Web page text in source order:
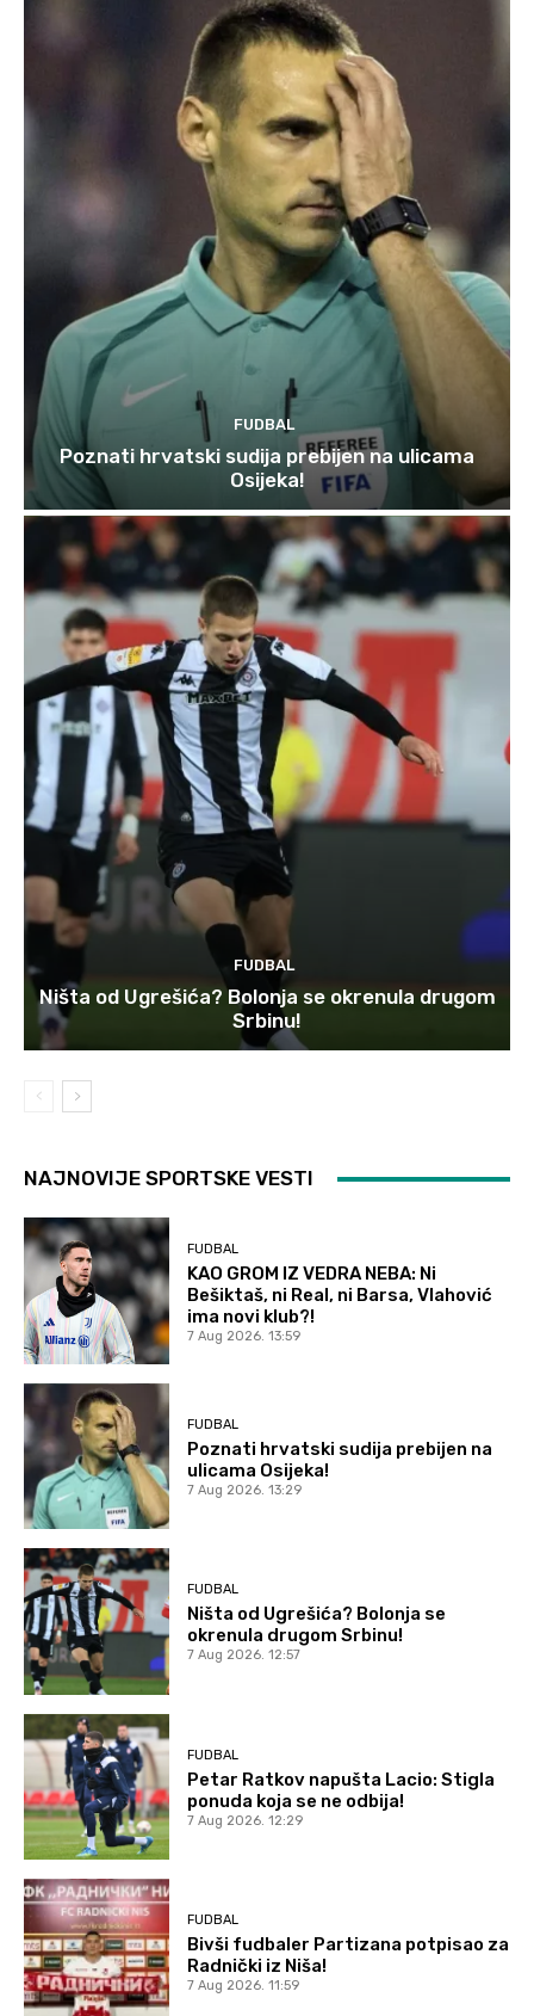
FUDBAL
Poznati hrvatski sudija prebijen na ulicama
Osijeka!
FUDBAL
Ništa od Ugrešića? Bolonja se okrenula drugom
Srbinu!
NAJNOVIJE SPORTSKE VESTI
FUDBAL
KAO GROM IZ VEDRA NEBA: Ni
Bešiktaš, ni Real, ni Barsa, Vlahović
ima novi klub?!
7 Aug 2026. 13:59
FUDBAL
Poznati hrvatski sudija prebijen na
ulicama Osijeka!
7 Aug 2026. 13:29
FUDBAL
Ništa od Ugrešića? Bolonja se
okrenula drugom Srbinu!
7 Aug 2026. 12:57
FUDBAL
Petar Ratkov napušta Lacio: Stigla
ponuda koja se ne odbija!
7 Aug 2026. 12:29
FUDBAL
Bivši fudbaler Partizana potpisao za
Radnički iz Niša!
7 Aug 2026. 11:59